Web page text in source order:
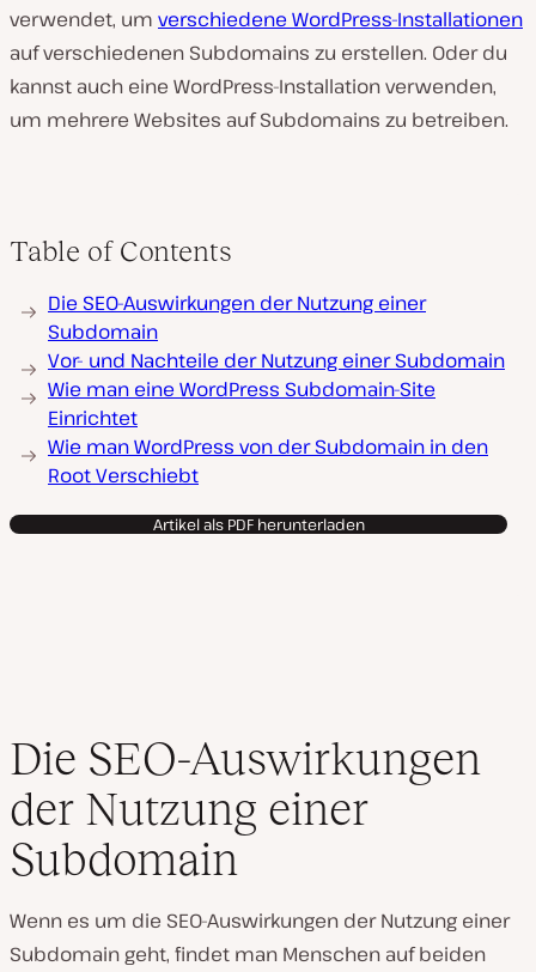
verwendet, um verschiedene WordPress-Installationen
auf verschiedenen Subdomains zu erstellen. Oder du
kannst auch eine WordPress-Installation verwenden,
um mehrere Websites auf Subdomains zu betreiben.
Table of Contents
Die SEO-Auswirkungen der Nutzung einer
Subdomain
Vor- und Nachteile der Nutzung einer Subdomain
Wie man eine WordPress Subdomain-Site
Einrichtet
Wie man WordPress von der Subdomain in den
Root Verschiebt
Artikel als PDF herunterladen
Die SEO-Auswirkungen
der Nutzung einer
Subdomain
Wenn es um die SEO-Auswirkungen der Nutzung einer
Subdomain geht, findet man Menschen auf beiden